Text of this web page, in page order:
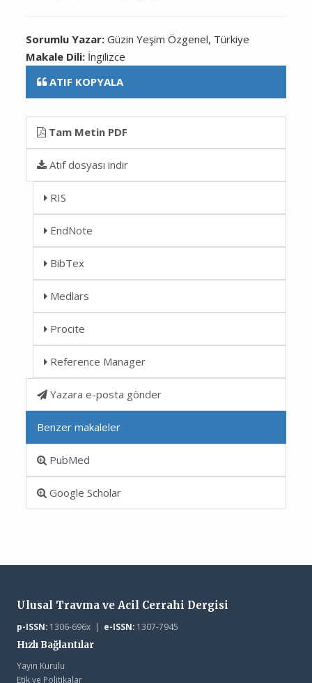
Sorumlu Yazar:Güzin Yeşim Özgenel, Türkiye
Makale Dili: İngilizce
ATIF KOPYALA
Tam Metin PDF
Atıf dosyası indir
RIS
EndNote
BibTex
Medlars
Procite
Reference Manager
Yazara e-posta gönder
Benzer makaleler
PubMed
Google Scholar
Ulusal Travma ve Acil Cerrahi Dergisi
p-ISSN:1306-696x | e-ISSN:1307-7945
Hızlı Bağlantılar
Yayın Kurulu
Etik ve Politikalar